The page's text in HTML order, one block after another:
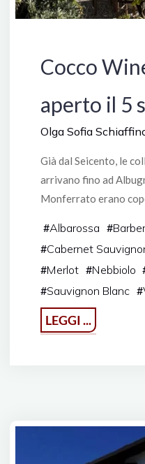
Cocco
aperto il 5
Olga Sofia
Già dal Seicento, le
arrivano fino ad
Monferrato erano
#Albarossa #
#Cabernet
#Merlot #Nebbiolo
#Sauvignon Blanc #
LEGGI ...
aperto